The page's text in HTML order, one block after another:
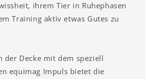
ihrem Tier in Ruhephasen
Training aktiv etwas Gutes zu
der Decke mit dem speziell
equimag Impuls bietet die